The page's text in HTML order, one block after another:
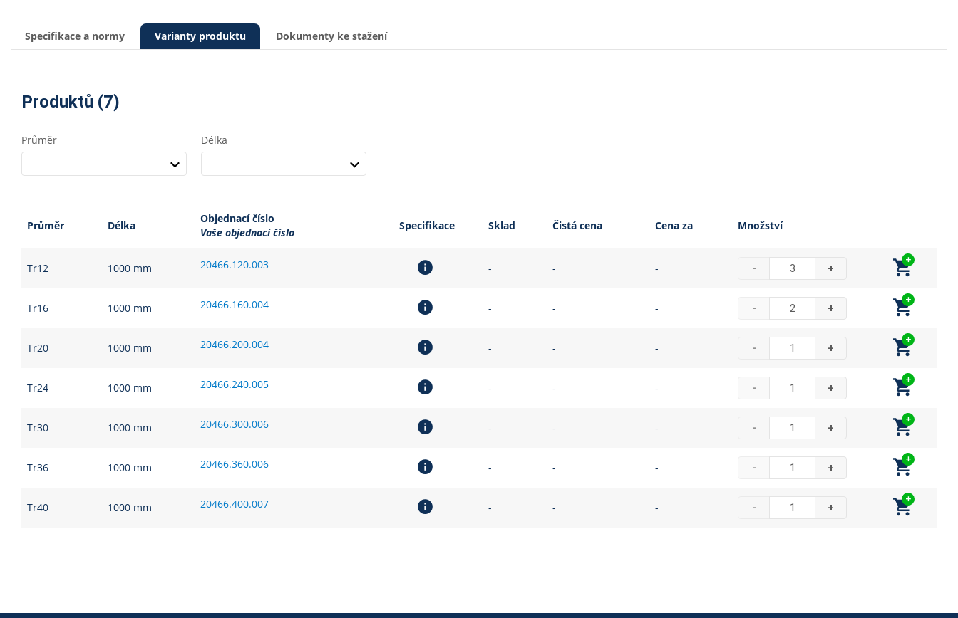
Specifikace a normy Varianty produktu Dokumenty ke stažení
Produktů (7)
Průměr Délka
Průměr Délka
Objednací číslo
Vaše objednací číslo
Specifikace Sklad Čistá cena Cena za Množství
Tr12 1000 mm 20466.120.003 - - - - +
Tr16 1000 mm 20466.160.004 - - - - +
Tr20 1000 mm 20466.200.004 - - - - +
Tr24 1000 mm 20466.240.005 - - - - +
Tr30 1000 mm 20466.300.006 - - - - +
Tr36 1000 mm 20466.360.006 - - - - +
Tr40 1000 mm 20466.400.007 - - - - +